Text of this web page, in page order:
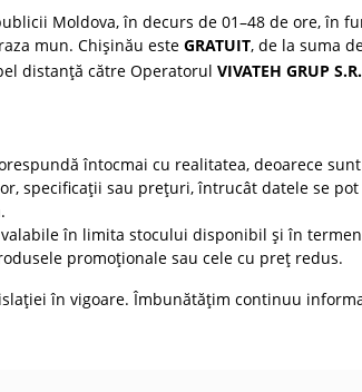
Moldova, în decurs de 01–48 de ore, în
mun. Chișinău este GRATUIT, de la suma
distanță către Operatorul VIVATEH GRUP
întocmai cu realitatea, deoarece
specificații sau prețuri, întrucât datele se
în limita stocului disponibil și în
promoționale sau cele cu preț redus.
în vigoare. Îmbunătățim continuu